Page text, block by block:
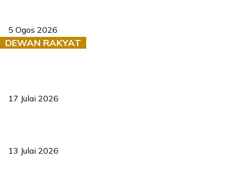
5 Ogos 2026
DEWAN RAKYAT
17 Julai 2026
13 Julai 2026